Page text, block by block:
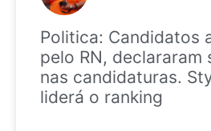
Politica: Candidatos
pelo RN, declararam
nas candidaturas.
liderá o ranking